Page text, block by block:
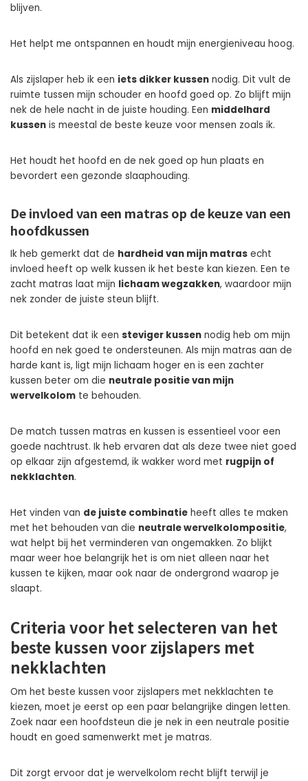
blijven.
Het helpt me ontspannen en houdt mijn energieniveau hoog.
Als zijslaper heb ik een iets dikker kussen nodig. Dit vult de
ruimte tussen mijn schouder en hoofd goed op. Zo blijft mijn
nek de hele nacht in de juiste houding. Een middelhard
kussen is meestal de beste keuze voor mensen zoals ik.
Het houdt het hoofd en de nek goed op hun plaats en
bevordert een gezonde slaaphouding.
De invloed van een matras op de keuze van een
hoofdkussen
Ik heb gemerkt dat de hardheid van mijn matras echt
invloed heeft op welk kussen ik het beste kan kiezen. Een te
zacht matras laat mijn lichaam wegzakken, waardoor mijn
nek zonder de juiste steun blijft.
Dit betekent dat ik een steviger kussen nodig heb om mijn
hoofd en nek goed te ondersteunen. Als mijn matras aan de
harde kant is, ligt mijn lichaam hoger en is een zachter
kussen beter om die neutrale positie van mijn
wervelkolom te behouden.
De match tussen matras en kussen is essentieel voor een
goede nachtrust. Ik heb ervaren dat als deze twee niet goed
op elkaar zijn afgestemd, ik wakker word met rugpijn of
nekklachten.
Het vinden van de juiste combinatie heeft alles te maken
met het behouden van die neutrale wervelkolompositie,
wat helpt bij het verminderen van ongemakken. Zo blijkt
maar weer hoe belangrijk het is om niet alleen naar het
kussen te kijken, maar ook naar de ondergrond waarop je
slaapt.
Criteria voor het selecteren van het
beste kussen voor zijslapers met
nekklachten
Om het beste kussen voor zijslapers met nekklachten te
kiezen, moet je eerst op een paar belangrijke dingen letten.
Zoek naar een hoofdsteun die je nek in een neutrale positie
houdt en goed samenwerkt met je matras.
Dit zorgt ervoor dat je wervelkolom recht blijft terwijl je